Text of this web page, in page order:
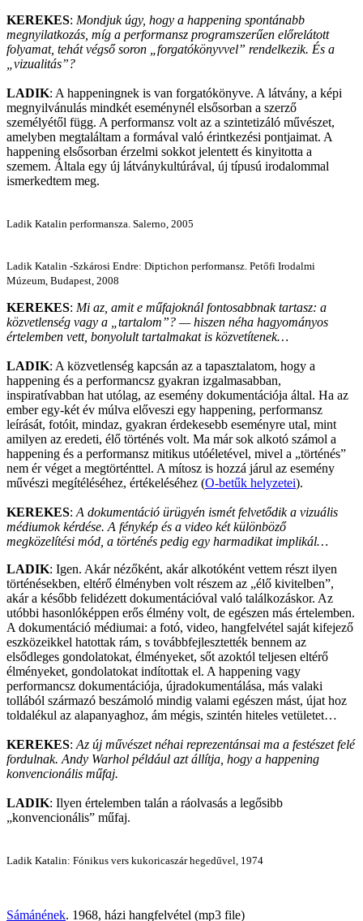
KEREKES: Mondjuk úgy, hogy a happening spontánabb
megnyilatkozás, míg a performansz programszerűen előrelátott
folyamat, tehát végső soron „forgatókönyvvel” rendelkezik. És a
„vizualitás”?
LADIK: A happeningnek is van forgatókönyve. A látvány, a képi
megnyilvánulás mindkét eseménynél elsősorban a szerző
személyétől függ. A performansz volt az a szintetizáló művészet,
amelyben megtaláltam a formával való érintkezési pontjaimat. A
happening elsősorban érzelmi sokkot jelentett és kinyitotta a
szemem. Általa egy új látványkultúrával, új típusú irodalommal
ismerkedtem meg.
Ladik Katalin performansza. Salerno, 2005
Ladik Katalin -Szkárosi Endre: Diptichon performansz. Petőfi Irodalmi
Múzeum, Budapest, 2008
KEREKES: Mi az, amit e műfajoknál fontosabbnak tartasz: a
közvetlenség vagy a „tartalom”? — hiszen néha hagyományos
értelemben vett, bonyolult tartalmakat is közvetítenek…
LADIK: A közvetlenség kapcsán az a tapasztalatom, hogy a
happening és a performancsz gyakran izgalmasabban,
inspiratívabban hat utólag, az esemény dokumentációja által. Ha az
ember egy-két év múlva előveszi egy happening, performansz
leírását, fotóit, mindaz, gyakran érdekesebb eseményre utal, mint
amilyen az eredeti, élő történés volt. Ma már sok alkotó számol a
happening és a performansz mitikus utóéletével, mivel a „történés”
nem ér véget a megtörténttel. A mítosz is hozzá járul az esemény
művészi megítéléséhez, értékeléséhez (O-betűk helyzetei).
KEREKES: A dokumentáció ürügyén ismét felvetődik a vizuális
médiumok kérdése. A fénykép és a video két különböző
megközelítési mód, a történés pedig egy harmadikat implikál…
LADIK: Igen. Akár nézőként, akár alkotóként vettem részt ilyen
történésekben, eltérő élményben volt részem az „élő kivitelben”,
akár a később felidézett dokumentációval való találkozáskor. Az
utóbbi hasonlóképpen erős élmény volt, de egészen más értelemben.
A dokumentáció médiumai: a fotó, video, hangfelvétel saját kifejező
eszközeikkel hatottak rám, s továbbfejlesztették bennem az
elsődleges gondolatokat, élményeket, sőt azoktól teljesen eltérő
élményeket, gondolatokat indítottak el. A happening vagy
performancsz dokumentációja, újradokumentálása, más valaki
tollából származó beszámoló mindig valami egészen mást, újat hoz
toldalékul az alapanyaghoz, ám mégis, szintén hiteles vetületet…
KEREKES: Az új művészet néhai reprezentánsai ma a festészet felé
fordulnak. Andy Warhol például azt állítja, hogy a happening
konvencionális műfaj.
LADIK: Ilyen értelemben talán a ráolvasás a legősibb
„konvencionális” műfaj.
Ladik Katalin: Fónikus vers kukoricaszár hegedűvel, 1974
Sámánének. 1968, házi hangfelvétel (mp3 file)